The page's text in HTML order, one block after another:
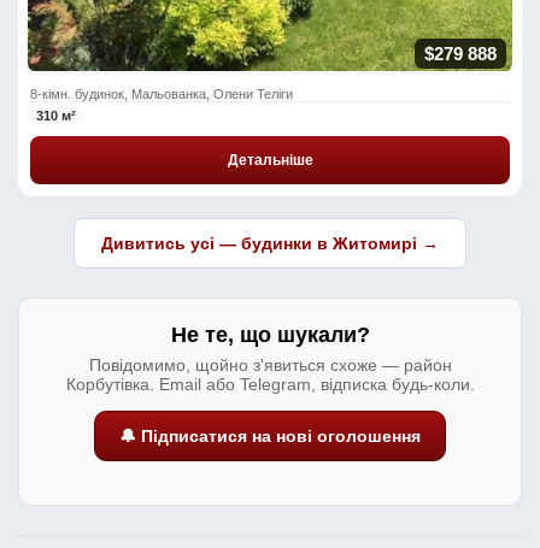
$279 888
8-кімн. будинок, Мальованка, Олени Теліги
310 м²
Детальніше
Дивитись усі — будинки в Житомирі →
Не те, що шукали?
Повідомимо, щойно з'явиться схоже — район
Корбутівка. Email або Telegram, відписка будь-коли.
🔔 Підписатися на нові оголошення